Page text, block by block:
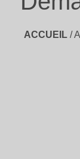
ACCUEIL/